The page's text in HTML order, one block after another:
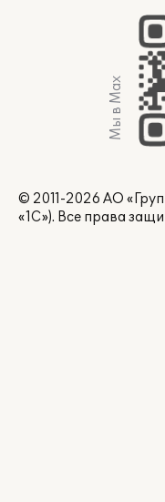
Мы в Max
© 2011-2026 АО
«1С»). Все права